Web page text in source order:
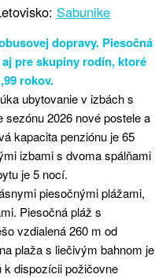
Sabunike
dopravy. Piesočná
pre skupiny rodín, ktoré
rokov.
ubytovanie v izbách s
2026 nové postele a
kapacita penziónu je 65
izbami s dvoma spálňami
je 5 nocí.
piesočnými plážami,
Piesočná pláž s
vzdialená 260 m od
plaža s liečivým bahnom je
k dispozícii požičovne